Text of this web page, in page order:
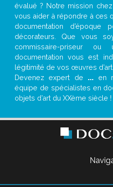
évalué ? Notre mission
vous aider à répondre à ces
documentation
décorateurs. Que vous
commissaire-priseur ou
documentation vous est
légitimité de vos œuvres d’art.
Devenez expert de ... en
équipe de spécialistes en
objets d’art du XXème siècle !